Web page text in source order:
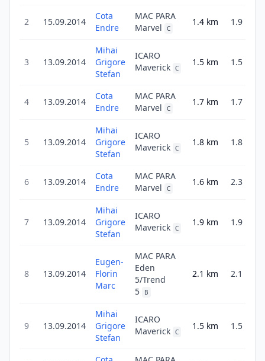
2 15.09.2014
Cota
Endre
MAC PARA
Marvel
C
1.4 km 1.9
3 13.09.2014
Mihai
Grigore
Stefan
ICARO
Maverick C
1.5 km 1.5
4 13.09.2014
Cota
Endre
MAC PARA
Marvel
C
1.7 km 1.7
5 13.09.2014
Mihai
Grigore
Stefan
ICARO
Maverick C
1.8 km 1.8
6 13.09.2014
Cota
Endre
MAC PARA
Marvel
C
1.6 km 2.3
7 13.09.2014
Mihai
Grigore
Stefan
ICARO
Maverick C
1.9 km 1.9
8 13.09.2014
Eugen-
Florin
Marc
MAC PARA
Eden
5/Trend
5
B
2.1 km 2.1
9 13.09.2014
Mihai
Grigore
Stefan
ICARO
Maverick C
1.5 km 1.5